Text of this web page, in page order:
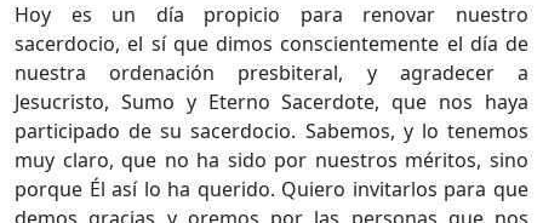
Hoy es un día propicio para renovar nuestro
sacerdocio, el sí que dimos conscientemente el día de
nuestra ordenación presbiteral, y agradecer a
Jesucristo, Sumo y Eterno Sacerdote, que nos haya
participado de su sacerdocio. Sabemos, y lo tenemos
muy claro, que no ha sido por nuestros méritos, sino
porque Él así lo ha querido. Quiero invitarlos para que